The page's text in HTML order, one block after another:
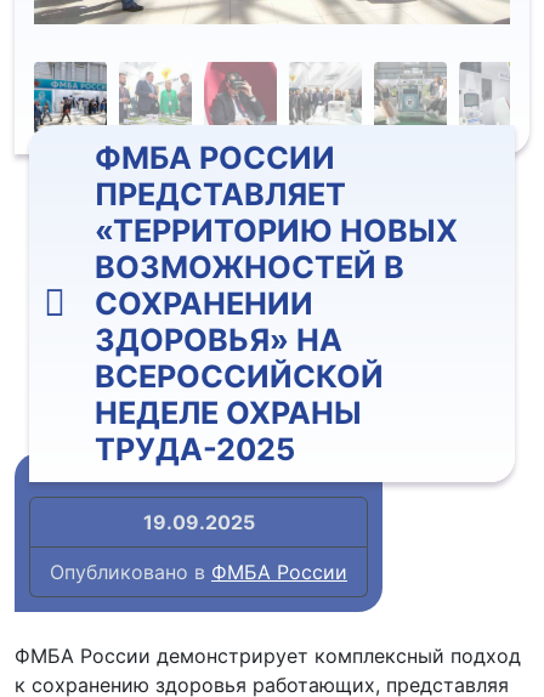
ФМБА РОССИИ
ПРЕДСТАВЛЯЕТ
«ТЕРРИТОРИЮ НОВЫХ
ВОЗМОЖНОСТЕЙ В
СОХРАНЕНИИ
ЗДОРОВЬЯ» НА
ВСЕРОССИЙСКОЙ
НЕДЕЛЕ ОХРАНЫ
ТРУДА-2025
19.09.2025
Опубликовано в ФМБА России
ФМБА России демонстрирует комплексный подход
к сохранению здоровья работающих, представляя